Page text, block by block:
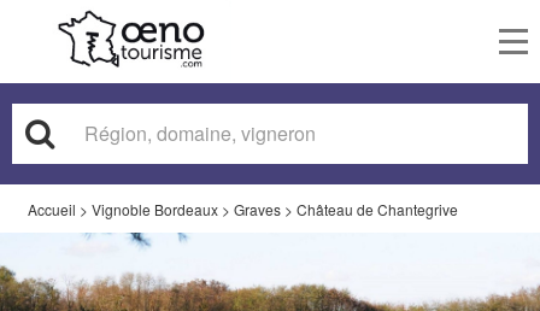
Accueil > Vignoble Bordeaux > Graves > Château de Chantegrive